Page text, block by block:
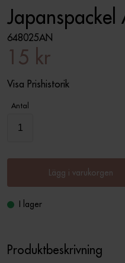
648025AN
15 kr
Visa Prishistorik
Antal
Lägg i varukorgen
I lager
Produktbeskrivning